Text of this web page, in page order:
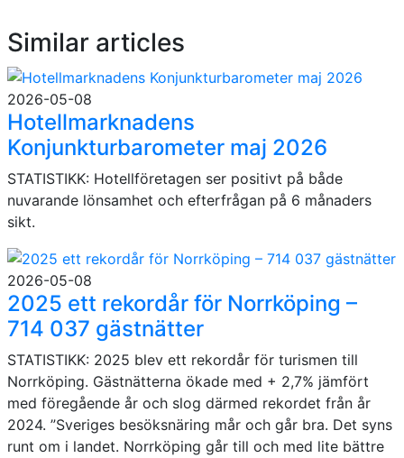
Similar articles
2026-05-08
Hotellmarknadens
Konjunkturbarometer maj 2026
STATISTIKK: Hotellföretagen ser positivt på både
nuvarande lönsamhet och efterfrågan på 6 månaders
sikt.
2026-05-08
2025 ett rekordår för Norrköping –
714 037 gästnätter
STATISTIKK: 2025 blev ett rekordår för turismen till
Norrköping. Gästnätterna ökade med + 2,7% jämfört
med föregående år och slog därmed rekordet från år
2024. ”Sveriges besöksnäring mår och går bra. Det syns
runt om i landet. Norrköping går till och med lite bättre